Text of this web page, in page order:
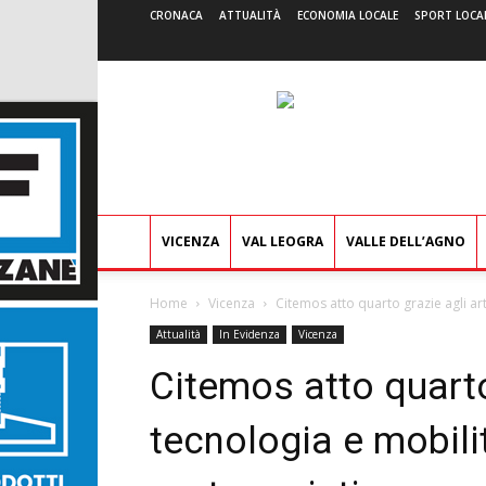
CRONACA ATTUALITÀ ECONOMIA LOCALE SPORT
VICENZA VAL LEOGRA VALLE DELL’AGNO
Home Vicenza Citemos atto quarto grazie agli
Attualità In Evidenza Vicenza
Citemos atto
tecnologia e